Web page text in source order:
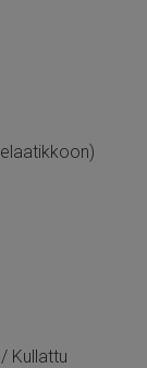
/ Kullattu